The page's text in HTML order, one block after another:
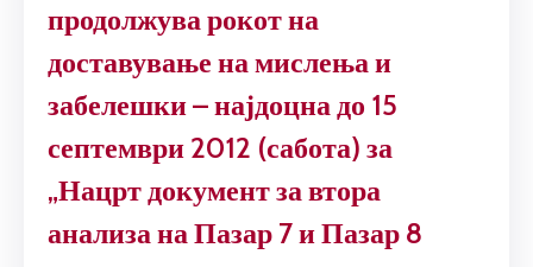
продолжува рокот на
доставување на мислења и
забелешки – најдоцна до 15
септември 2012 (сабота) за
„Нацрт документ за втора
анализа на Пазар 7 и Пазар 8